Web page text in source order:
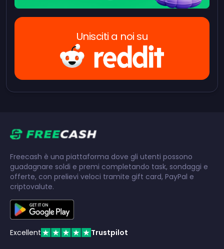
Unisciti a noi su
Freecash è una piattaforma dove gli utenti possono
guadagnare soldi e premi completando task, sondaggi e
offerte, con prelievi veloci tramite gift card, PayPal e
criptovalute.
Excellent Trustpilot